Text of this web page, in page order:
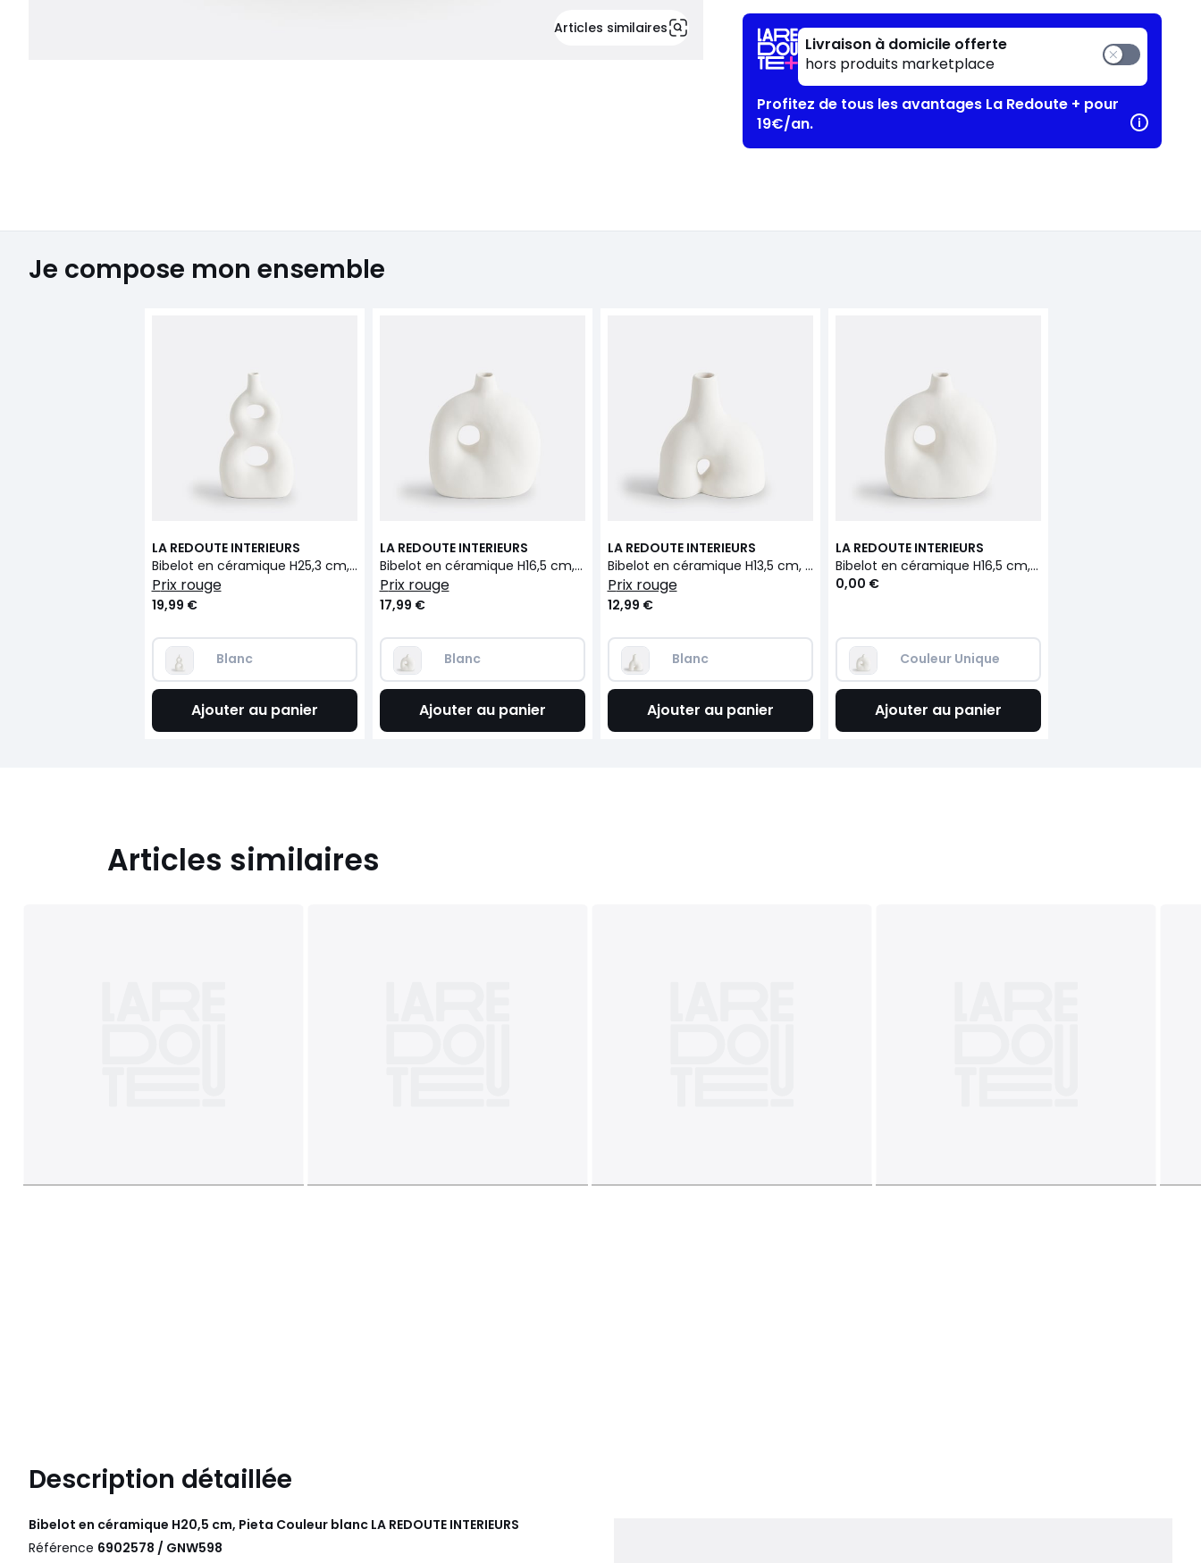
Articles similaires
Livraison à domicile offerte
hors produits marketplace
Profitez de tous les avantages La Redoute + pour
19€/an.
Je compose mon ensemble
LA REDOUTE INTERIEURS
Bibelot en céramique H25,3 cm, Pieta
prix rouge
19,99 €
Blanc
Ajouter au panier
LA REDOUTE INTERIEURS
Bibelot en céramique H16,5 cm, Pieta
prix rouge
17,99 €
Blanc
Ajouter au panier
LA REDOUTE INTERIEURS
Bibelot en céramique H13,5 cm, Pieta
prix rouge
12,99 €
Blanc
Ajouter au panier
LA REDOUTE INTERIEURS
Bibelot en céramique H16,5 cm, Pieta
0,00 €
Couleur Unique
Ajouter au panier
Articles similaires
Description détaillée
Bibelot en céramique H20,5 cm, Pieta Couleur blanc LA REDOUTE INTERIEURS
Référence 6902578 / GNW598